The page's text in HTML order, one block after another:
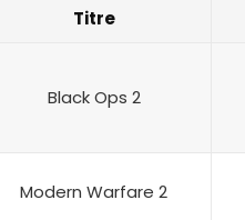
Titre
Black Ops 2
Modern Warfare 2